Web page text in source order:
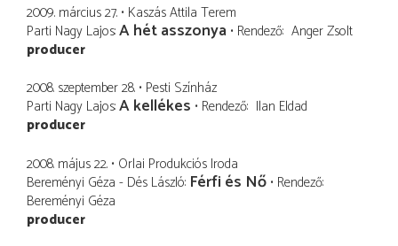
2009. március 27. Kaszás Attila Terem
Parti Nagy Lajos A hét asszonya Rendező Anger Zsolt
producer
2008. szeptember 28. Pesti Színház
Parti Nagy Lajos A kellékes Rendező Ilan Eldad
producer
2008. május 22. Orlai Produkciós Iroda
Bereményi Géza - Dés László Férfi és Nő Rendező
Bereményi Géza
producer